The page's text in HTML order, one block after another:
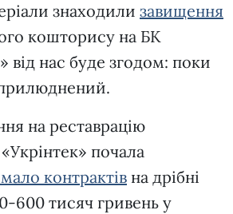
знаходили завищення
кошторису на БК
від нас буде згодом: поки
на реставрацію
почала
контрактів на дрібні
600 тисяч гривень у